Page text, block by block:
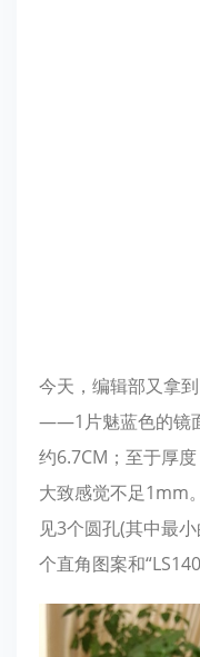
今天，编辑部又拿
——1片魅蓝色的镜
约6.7CM；至于厚
大致感觉不足1mm
见3个圆孔(其中最
个直角图案和